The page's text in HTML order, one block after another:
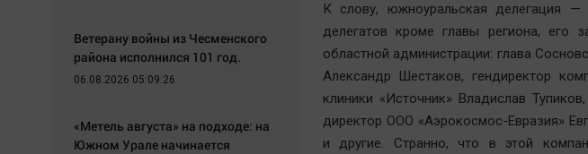
К слову, южноуральская делегация
делегатов кроме главы региона, его
областной администрации: глава
Александр Шестаков, гендиректор
клиники «Источник» Владислав
директор ООО «Аэрокосмос-Евразия»
и другие. Странно, что в этой
Ветерану войны из Чесменского
района исполнился 101 год.
06.08.2026 05:09:26
«Метель августа» на подходе: на
Южном Урале начинается